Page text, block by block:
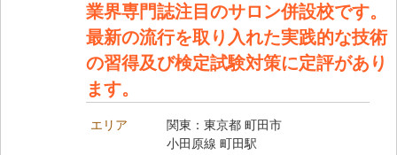
業界専門誌注目のサロン併設校です。
最新の流行を取り入れた実践的な技術
の習得及び検定試験対策に定評があり
ます。
エリア
関東：東京都 町田市
小田原線 町田駅